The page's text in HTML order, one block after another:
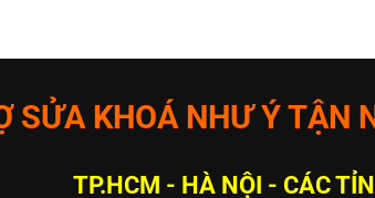
SỬA KHOÁ NHƯ Ý TẬN
TP.HCM - HÀ NỘI - CÁC